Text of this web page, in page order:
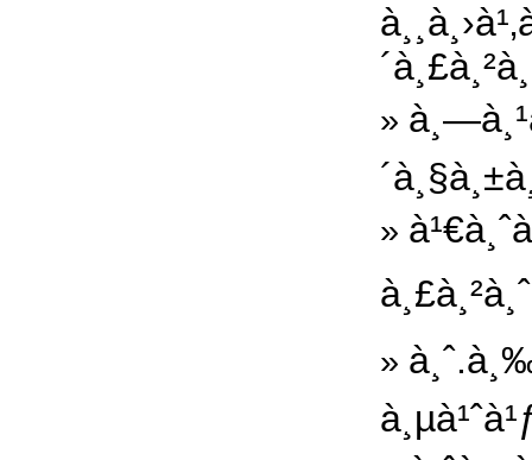
»
»
»